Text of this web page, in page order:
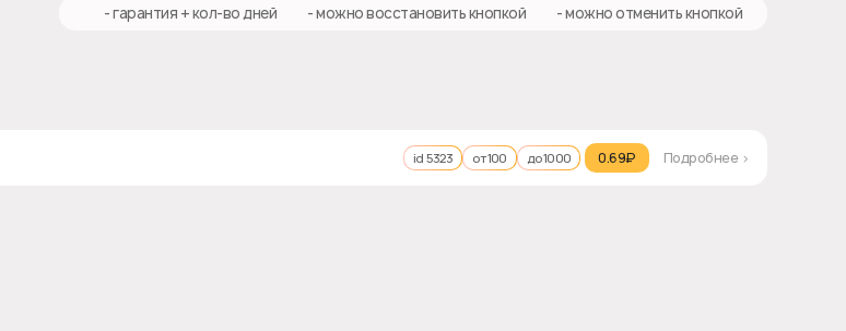
♻️ - гарантия + кол-во дней ✅ - можно восстановить кнопкой ❎ - можно отменить кнопкой
id 5323 от 100 до 1000 0.69₽‎ Подробнее >